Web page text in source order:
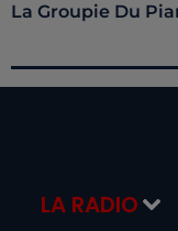
La Groupie Du
LA RADIO